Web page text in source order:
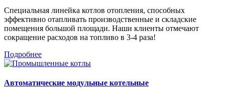
Специальная линейка котлов отопления, способных
эффективно отапливать производственные и складские
помещения большой площади. Наши клиенты отмечают
сокращение расходов на топливо в 3-4 раза!
Подробнее
Автоматические модульные котельные